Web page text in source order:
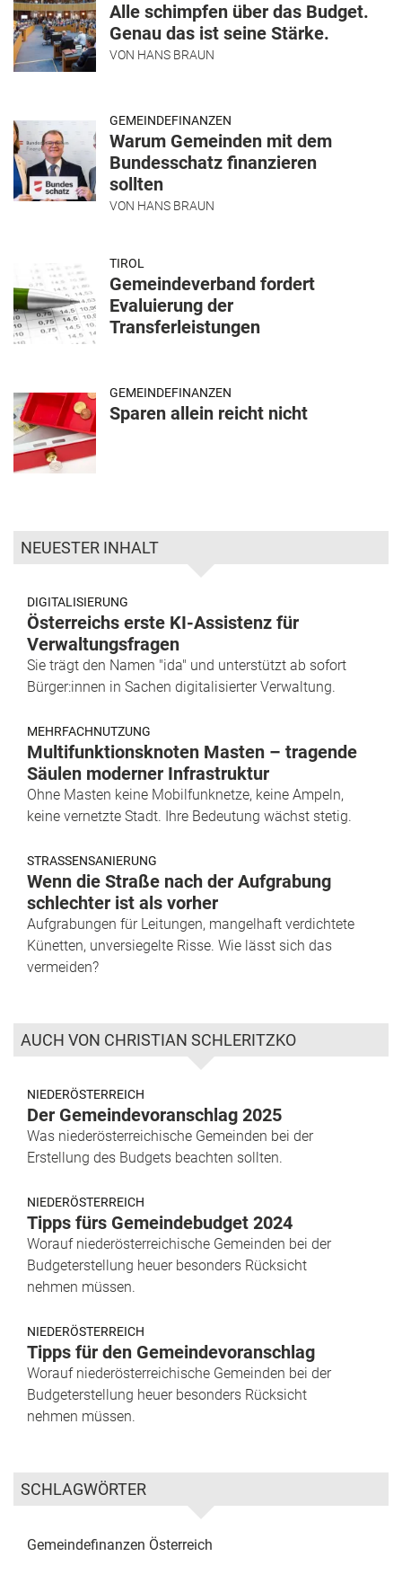
Alle schimpfen über das Budget.
Genau das ist seine Stärke.
VON HANS BRAUN
GEMEINDEFINANZEN
Warum Gemeinden mit dem
Bundesschatz finanzieren
sollten
VON HANS BRAUN
TIROL
Gemeindeverband fordert
Evaluierung der
Transferleistungen
GEMEINDEFINANZEN
Sparen allein reicht nicht
NEUESTER INHALT
DIGITALISIERUNG
Österreichs erste KI-Assistenz für
Verwaltungsfragen
Sie trägt den Namen "ida" und unterstützt ab sofort
Bürger:innen in Sachen digitalisierter Verwaltung.
MEHRFACHNUTZUNG
Multifunktionsknoten Masten – tragende
Säulen moderner Infrastruktur
Ohne Masten keine Mobilfunknetze, keine Ampeln,
keine vernetzte Stadt. Ihre Bedeutung wächst stetig.
STRASSENSANIERUNG
Wenn die Straße nach der Aufgrabung
schlechter ist als vorher
Aufgrabungen für Leitungen, mangelhaft verdichtete
Künetten, unversiegelte Risse. Wie lässt sich das
vermeiden?
AUCH VON CHRISTIAN SCHLERITZKO
NIEDERÖSTERREICH
Der Gemeindevoranschlag 2025
Was niederösterreichische Gemeinden bei der
Erstellung des Budgets beachten sollten.
NIEDERÖSTERREICH
Tipps fürs Gemeindebudget 2024
Worauf niederösterreichische Gemeinden bei der
Budgeterstellung heuer besonders Rücksicht
nehmen müssen.
NIEDERÖSTERREICH
Tipps für den Gemeindevoranschlag
Worauf niederösterreichische Gemeinden bei der
Budgeterstellung heuer besonders Rücksicht
nehmen müssen.
SCHLAGWÖRTER
Gemeindefinanzen Österreich